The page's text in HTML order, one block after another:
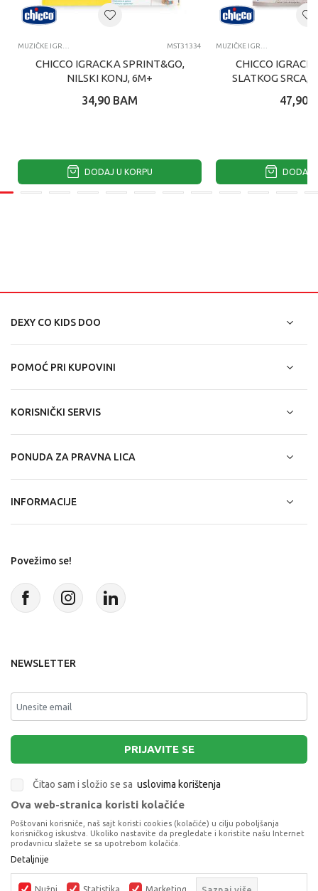
MUZIČKE IGRAČKE MST31334
CHICCO IGRACKA SPRINT&GO,
NILSKI KONJ, 6M+
34,90 BAM
DODAJ U KORPU
MUZIČKE IGRAČKE
CHICCO
SLATKOG SRCA,
47,90
DODAJ
DEXY CO KIDS DOO
POMOĆ PRI KUPOVINI
KORISNIČKI SERVIS
PONUDA ZA PRAVNA LICA
INFORMACIJE
Povežimo se!
NEWSLETTER
PRIJAVITE SE
Čitao sam i složio se sa uslovima korištenja
Terms of Service
apply.
Ova web-stranica koristi kolačiće
Poštovani korisniče, naš sajt koristi cookies (kolačiće) u cilju poboljšanja
korisničkog iskustva. Ukoliko nastavite da pregledate i koristite našu Internet
prodavnicu slažete se sa upotrebom kolačića.
Detaljnije